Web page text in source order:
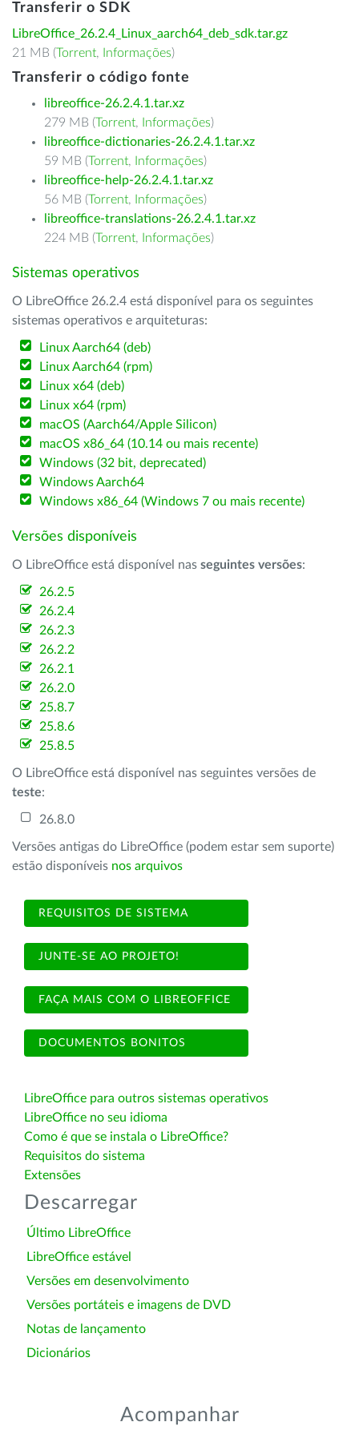
Transferir o SDK
LibreOffice_26.2.4_Linux_aarch64_deb_sdk.tar.gz
21 MB (Torrent, Informações)
Transferir o código fonte
libreoffice-26.2.4.1.tar.xz
279 MB (Torrent, Informações)
libreoffice-dictionaries-26.2.4.1.tar.xz
59 MB (Torrent, Informações)
libreoffice-help-26.2.4.1.tar.xz
56 MB (Torrent, Informações)
libreoffice-translations-26.2.4.1.tar.xz
224 MB (Torrent, Informações)
Sistemas operativos
O LibreOffice 26.2.4 está disponível para os seguintes
sistemas operativos e arquiteturas:
Linux Aarch64 (deb)
Linux Aarch64 (rpm)
Linux x64 (deb)
Linux x64 (rpm)
macOS (Aarch64/Apple Silicon)
macOS x86_64 (10.14 ou mais recente)
Windows (32 bit, deprecated)
Windows Aarch64
Windows x86_64 (Windows 7 ou mais recente)
Versões disponíveis
O LibreOffice está disponível nas seguintes versões:
26.2.5
26.2.4
26.2.3
26.2.2
26.2.1
26.2.0
25.8.7
25.8.6
25.8.5
O LibreOffice está disponível nas seguintes versões de
teste:
26.8.0
Versões antigas do LibreOffice (podem estar sem suporte)
estão disponíveis nos arquivos
REQUISITOS DE SISTEMA
JUNTE-SE AO PROJETO!
FAÇA MAIS COM O LIBREOFFICE
DOCUMENTOS BONITOS
LibreOffice para outros sistemas operativos
LibreOffice no seu idioma
Como é que se instala o LibreOffice?
Requisitos do sistema
Extensões
Descarregar
Último LibreOffice
LibreOffice estável
Versões em desenvolvimento
Versões portáteis e imagens de DVD
Notas de lançamento
Dicionários
Acompanhar